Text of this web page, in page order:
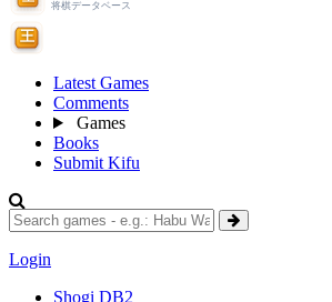
Latest Games
Comments
Games
Books
Submit Kifu
Login
Shogi DB2